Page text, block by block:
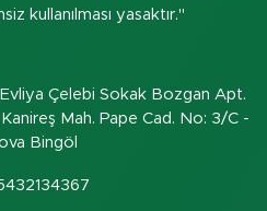
kullanılması yasaktır."
Çelebi Sokak Bozgan Apt.
Mah. Pape Cad. No: 3/C -
Bingöl